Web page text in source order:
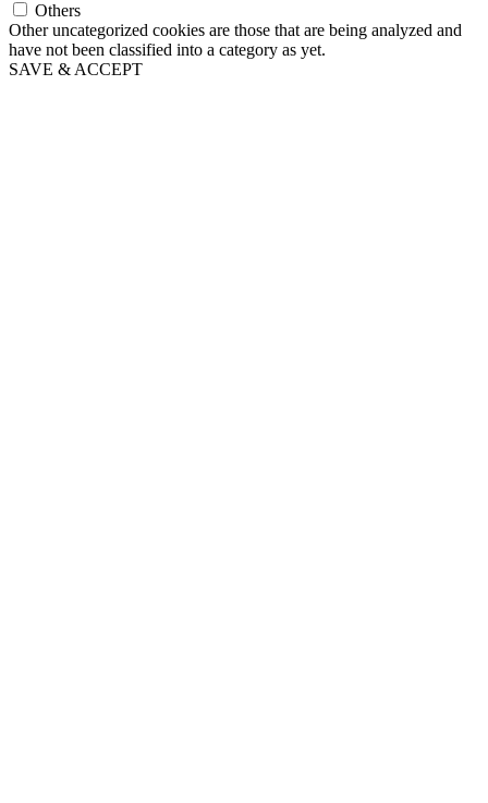
Others
Other uncategorized cookies are those that are being analyzed and
have not been classified into a category as yet.
SAVE & ACCEPT